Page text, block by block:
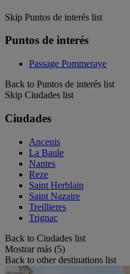
Skip Puntos de interés list
Puntos de interés
Passage Pommeraye
Back to Puntos de interés list
Skip Ciudades list
Ciudades
Ancenis
La Baule
Nantes
Reze
Saint Herblain
Saint Nazaire
Treillieres
Trignac
Back to Ciudades list
Mostrar más (5)
Back to other destinations list